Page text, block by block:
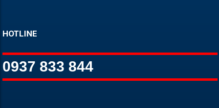
HOTLINE
0937 833 844